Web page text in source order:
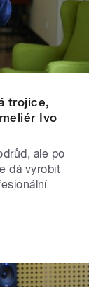
trojice,
Ivo
ale po
dá vyrobit